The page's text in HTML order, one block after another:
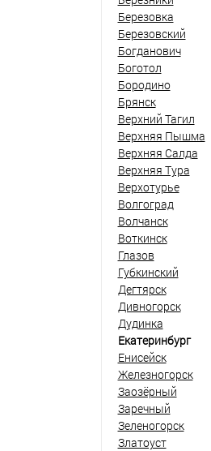
Березовка
Березовский
Богданович
Боготол
Бородино
Брянск
Верхний Тагил
Верхняя Пышма
Верхняя Салда
Верхняя Тура
Верхотурье
Волгоград
Волчанск
Воткинск
Глазов
Губкинский
Дегтярск
Дивногорск
Дудинка
Екатеринбург
Енисейск
Железногорск
Заозёрный
Заречный
Зеленогорск
Златоуст